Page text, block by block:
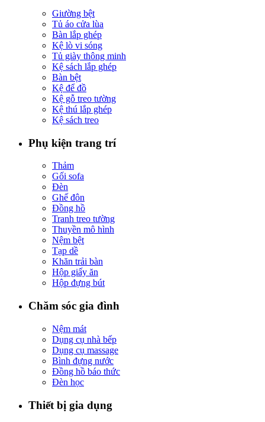
Giường bệt
Tủ áo cửa lùa
Bàn lắp ghép
Kệ lò vi sóng
Tủ giày thông minh
Kệ sách lắp ghép
Bàn bệt
Kệ để đồ
Kệ gỗ treo tường
Kệ thú lắp ghép
Kệ sách treo
Phụ kiện trang trí
Thảm
Gối sofa
Đèn
Ghế đôn
Đồng hồ
Tranh treo tường
Thuyền mô hình
Nệm bệt
Tạp dề
Khăn trải bàn
Hộp giấy ăn
Hộp đựng bút
Chăm sóc gia đình
Nệm mát
Dụng cụ nhà bếp
Dụng cụ massage
Bình đựng nước
Đồng hồ báo thức
Đèn học
Thiết bị gia dụng